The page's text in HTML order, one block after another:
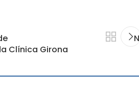
Clínica Girona